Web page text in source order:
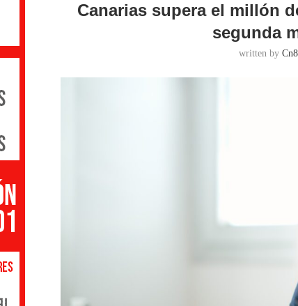
Canarias supera el millón
segunda
written by